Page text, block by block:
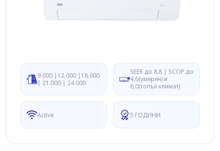
9.000 |12.000 |18.000
| 21.000 | 24.000
SEER до 8,8 | SCOP до
4,6(умерен) и
6,0(топъл климат)
Active 5 ГОДИНИ